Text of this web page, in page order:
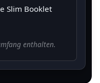
Slim Booklet
enthalten.